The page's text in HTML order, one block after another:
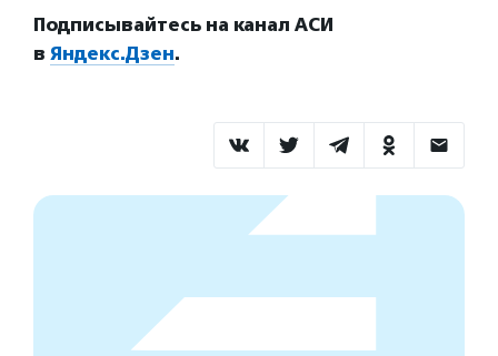
Подписывайтесь на канал АСИ
в Яндекс.Дзен.